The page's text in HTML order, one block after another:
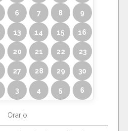
6 7 8 9
13 14 15 16
20 21 22 23
27 28 29 30
3 4 5 6
Orario